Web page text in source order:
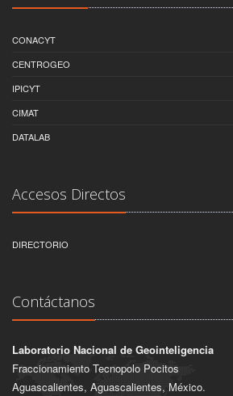
CONACYT
CENTROGEO
IPICYT
CIMAT
DATALAB
Accesos Directos
DIRECTORIO
Contáctanos
Laboratorio Nacional de Geointeligencia
Fraccionamiento Tecnopolo Pocitos
Aguascalientes, Aguascalientes, México.